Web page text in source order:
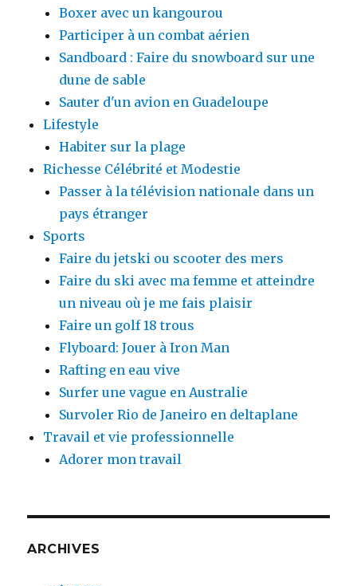
Boxer avec un kangourou
Participer à un combat aérien
Sandboard : Faire du snowboard sur une
dune de sable
Sauter d'un avion en Guadeloupe
Lifestyle
Habiter sur la plage
Richesse Célébrité et Modestie
Passer à la télévision nationale dans un
pays étranger
Sports
Faire du jetski ou scooter des mers
Faire du ski avec ma femme et atteindre
un niveau où je me fais plaisir
Faire un golf 18 trous
Flyboard: Jouer à Iron Man
Rafting en eau vive
Surfer une vague en Australie
Survoler Rio de Janeiro en deltaplane
Travail et vie professionnelle
Adorer mon travail
ARCHIVES